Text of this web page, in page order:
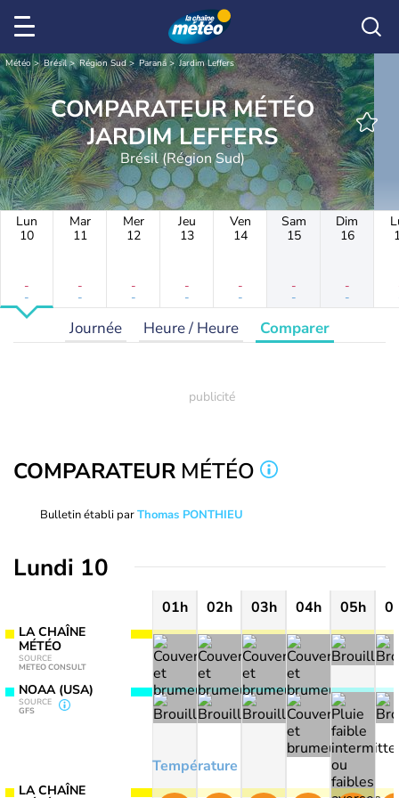
Météo Brésil Région Sud Paraná Jardim Leffers
COMPARATEUR MÉTÉO
JARDIM LEFFERS
Brésil (Région Sud)
Lun
10
-
-
Mar
11
-
-
Mer
12
-
-
Jeu
13
-
-
Ven
14
-
-
Sam
15
-
-
Dim
16
-
-
Journée Heure / Heure Comparer
COMPARATEUR MÉTÉO
Bulletin établi parThomas PONTHIEU
Lundi 10
LA CHAÎNE
MÉTÉO
SOURCE
METEO CONSULT
NOAA (USA)
SOURCE
GFS
LA CHAÎNE
01h 02h 03h 04h 05h
Température